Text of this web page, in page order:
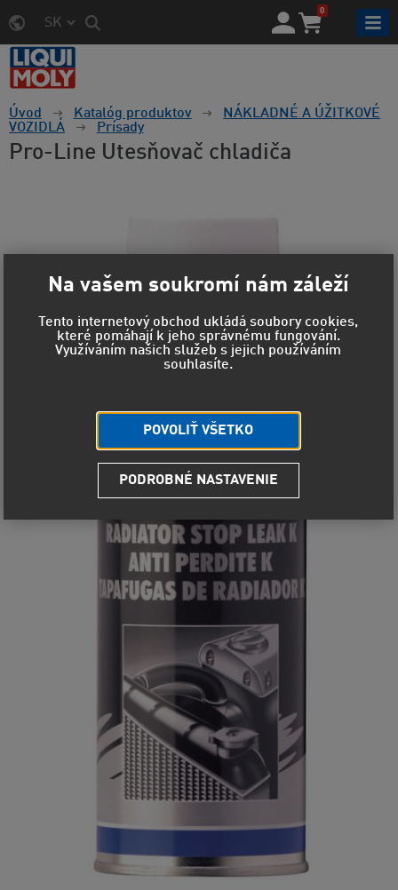
SK
0
Úvod Katalóg produktov
NÁKLADNÉ A ÚŽITKOVÉ
VOZIDLÁ
Prísady
Pro-Line Utesňovač chladiča
Na vašem soukromí nám záleží
Tento internetový obchod ukládá soubory cookies,
které pomáhají k jeho správnému fungování.
Využíváním našich služeb s jejich používáním
souhlasíte.
POVOLIŤ VŠETKO
PODROBNÉ NASTAVENIE